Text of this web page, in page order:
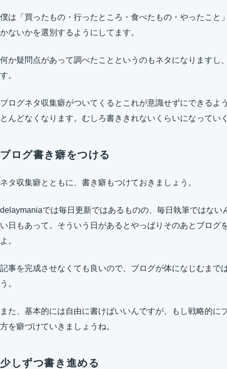
僕は「買ったもの・行ったところ・食べたもの・やったこと
かないかを選別するようにしてます。
何か疑問点があって調べたことというのもネタになりますし
す。
ブログネタ収集癖がついてくるとこれが意識せずにできるよ
とんどなくなります。むしろ書ききれないくらいになってい
ブログ書き癖をつける
ネタ収集癖とともに、書き癖もつけておきましょう。
delaymaniaでは毎日更新ではあるものの、毎日執筆ではない
い日もあって。そういう日があるとやっぱりそのあとブログ
よ。
記事を完成させなくても良いので、ブログが体になじむまで
う。
また、基本的には自由に書けばいいんですが、もし戦略的に
方を癖づけていきましょうね。
少しずつ書き進める